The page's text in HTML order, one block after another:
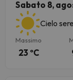
Sabato 8,
Cielo
Massimo
23 ºC